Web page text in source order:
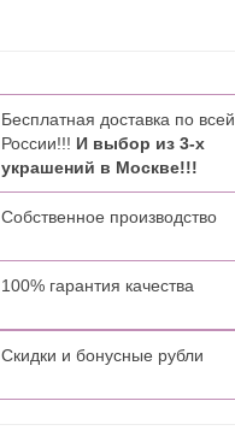
Бесплатная доставка по всей
России!!! И выбор из 3-х
украшений в Москве!!!
Собственное производство
100% гарантия качества
Скидки и бонусные рубли